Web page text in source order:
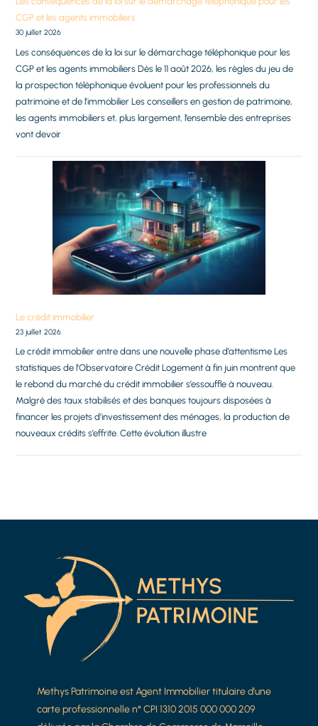
CGP et les agents immobiliers
30 juillet 2026
Les conséquences de la loi sur le démarchage téléphonique pour les
CGP et les agents immobiliers Dès le 11 août 2026, les règles du jeu de
la prospection téléphonique évoluent pour les professionnels du
patrimoine et de l’immobilier Les conseillers en gestion de patrimoine,
les agents immobiliers et, plus largement, l’ensemble des entreprises
vont devoir
Le crédit immobilier
23 juillet 2026
Le crédit immobilier entre dans une nouvelle phase d’attentisme Les
statistiques de l’Observatoire Crédit Logement à fin juin montrent que
le rebond du marché du crédit immobilier s’essouffle à nouveau.
Malgré des taux stabilisés et des banques toujours disposées à
financer les projets d’investissement des ménages, la production de
nouveaux crédits s’effrite. Cette évolution illustre
Methys Patrimoine est Agent Immobilier titulaire d’une
carte professionnelle n° CPI 1310 2015 000 000 209